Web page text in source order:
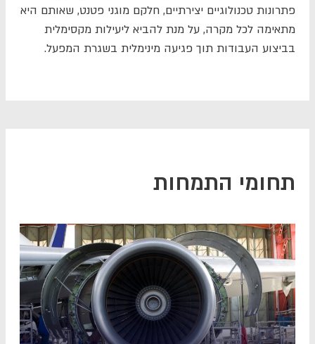
פתרונות טכנולוגיים יצירתיים, חלקם מוגני פטנט, שאותם היא
מתאימה לכל מקרה, על מנת להביא ליעילות מקסימלית
בביצוע העבודות תוך פגיעה מינימלית בשגרת המפעל.
תחומי התמחות